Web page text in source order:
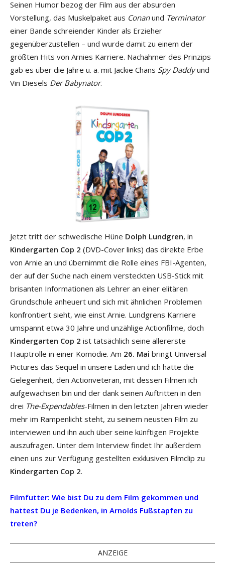
Seinen Humor bezog der Film aus der absurden
Vorstellung, das Muskelpaket aus Conanund Terminator
einer Bande schreiender Kinder als Erzieher
gegenüberzustellen – und wurde damit zu einem der
größten Hits von Arnies Karriere. Nachahmer des Prinzips
gab es über die Jahre u. a. mit Jackie Chans Spy Daddyund
Vin Diesels Der Babynator.
Jetzt tritt der schwedische Hüne Dolph Lundgren, in
Kindergarten Cop 2 (DVD-Cover links) das direkte Erbe
von Arnie an und übernimmt die Rolle eines FBI-Agenten,
der auf der Suche nach einem versteckten USB-Stick mit
brisanten Informationen als Lehrer an einer elitären
Grundschule anheuert und sich mit ähnlichen Problemen
konfrontiert sieht, wie einst Arnie. Lundgrens Karriere
umspannt etwa 30 Jahre und unzählige Actionfilme, doch
Kindergarten Cop 2 ist tatsächlich seine allererste
Hauptrolle in einer Komödie. Am 26. Mai bringt Universal
Pictures das Sequel in unsere Läden und ich hatte die
Gelegenheit, den Actionveteran, mit dessen Filmen ich
aufgewachsen bin und der dank seinen Auftritten in den
drei The-Expendables-Filmen in den letzten Jahren wieder
mehr im Rampenlicht steht, zu seinem neusten Film zu
interviewen und ihn auch über seine künftigen Projekte
auszufragen. Unter dem Interview findet Ihr außerdem
einen uns zur Verfügung gestellten exklusiven Filmclip zu
Kindergarten Cop 2.
Filmfutter: Wie bist Du zu dem Film gekommen und
hattest Du je Bedenken, in Arnolds Fußstapfen zu
treten?
ANZEIGE